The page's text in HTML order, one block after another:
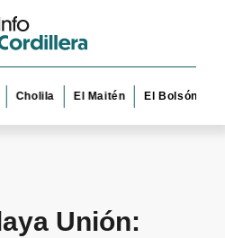
El Maitén El Bolsón Esquel
Unión: